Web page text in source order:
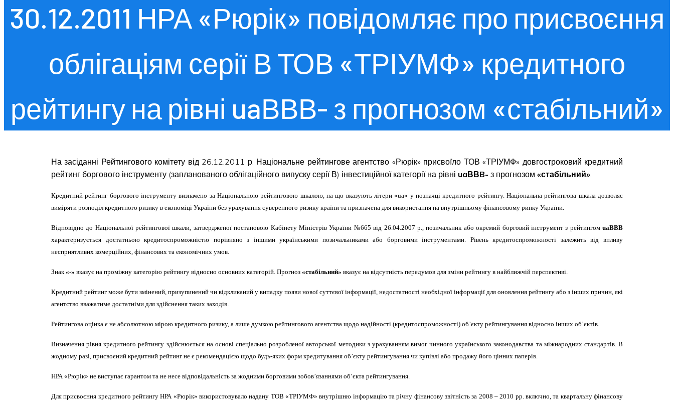
30.12.2011 НРА «Рюрік» повідомляє про присвоєння
облігаціям серії В ТОВ «ТРІУМФ» кредитного
рейтингу на рівні uaВВВ- з прогнозом «стабільний»
На засіданні Рейтингового комітету від 26.12.2011 р. Національне рейтингове агентство «Рюрік» присвоїло ТОВ «ТРІУМФ» довгостроковий кредитний
рейтинг боргового інструменту (запланованого облігаційного випуску серії В) інвестиційної категорії на рівні uaВВB- з прогнозом «стабільний».
Кредитний рейтинг боргового інструменту визначено за Національною рейтинговою шкалою, на що вказують літери «ua» у позначці кредитного рейтингу. Національна рейтингова шкала дозволяє
виміряти розподіл кредитного ризику в економіці України без урахування суверенного ризику країни та призначена для використання на внутрішньому фінансовому ринку України.
Відповідно до Національної рейтингової шкали, затвердженої постановою Кабінету Міністрів України №665 від 26.04.2007 р., позичальник або окремий борговий інструмент з рейтингом uaBBB
характеризується достатньою кредитоспроможністю порівняно з іншими українськими позичальниками або борговими інструментами. Рівень кредитоспроможності залежить від впливу
несприятливих комерційних, фінансових та економічних умов.
Знак«-» вказує на проміжну категорію рейтингу відносно основних категорій. Прогноз «стабільний» вказує на відсутність передумов для зміни рейтингу в найближчій перспективі.
Кредитний рейтинг може бути змінений, призупинений чи відкликаний у випадку появи нової суттєвої інформації, недостатності необхідної інформації для оновлення рейтингу або з інших причин, які
агентство вважатиме достатніми для здійснення таких заходів.
Рейтингова оцінка є не абсолютною мірою кредитного ризику, а лише думкою рейтингового агентства щодо надійності (кредитоспроможності) об’єкту рейтингування відносно інших об’єктів.
Визначення рівня кредитного рейтингу здійснюється на основі спеціально розробленої авторської методики з урахуванням вимог чинного українського законодавства та міжнародних стандартів. В
жодному разі, присвоєний кредитний рейтинг не є рекомендацією щодо будь-яких форм кредитування об’єкту рейтингування чи купівлі або продажу його цінних паперів.
НРА «Рюрік» не виступає гарантом та не несе відповідальність за жодними борговими зобов’язаннями об’єкта рейтингування.
Для присвоєння кредитного рейтингу НРА «Рюрік» використовувало надану ТОВ «ТРІУМФ» внутрішню інформацію та річну фінансову звітність за 2008 – 2010 рр. включно, та квартальну фінансову